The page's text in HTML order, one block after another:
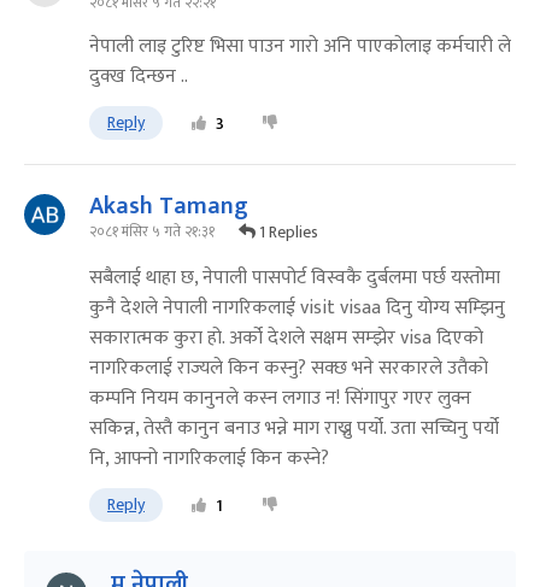
नेपाली लाइ टुरिष्ट भिसा पाउन गारो अनि पाएकोलाइ कर्मचारी ले
दुक्ख दिन्छन ..
Reply 3
Akash Tamang
२०८१ मंसिर ५ गते २१:३१ 1 Replies
सबैलाई थाहा छ, नेपाली पासपोर्ट विस्वकै दुर्बलमा पर्छ यस्तोमा
कुनै देशले नेपाली नागरिकलाई visit visaa दिनु योग्य सम्झिनु
सकारात्मक कुरा हो. अर्को देशले सक्षम सम्झेर visa दिएको
नागरिकलाई राज्यले किन कस्नु? सक्छ भने सरकारले उतैको
कम्पनि नियम कानुनले कस्न लगाउ न! सिंगापुर गएर लुक्न
सकिन्न, तेस्तै कानुन बनाउ भन्ने माग राख्नु पर्यो. उता सच्चिनु पर्यो
नि, आफ्नो नागरिकलाई किन कस्ने?
Reply 1